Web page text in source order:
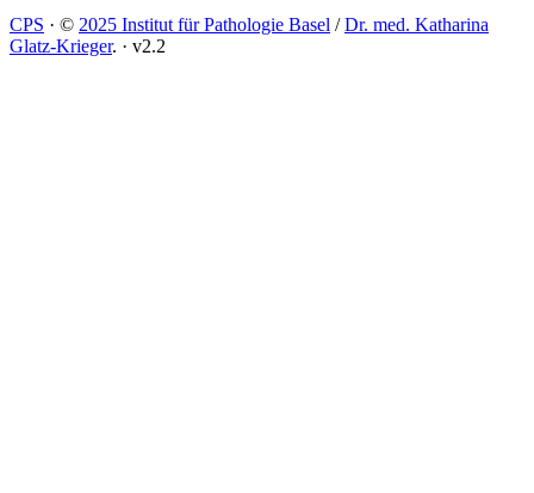
CPS · © 2025 Institut für Pathologie Basel /Dr. med. Katharina
Glatz-Krieger. · v2.2